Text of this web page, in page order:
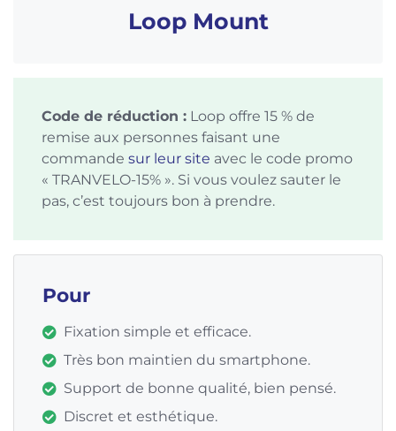
Loop Mount
Code de réduction : Loop offre 15 % de
remise aux personnes faisant une
commande sur leur site avec le code promo
« TRANVELO-15% ». Si vous voulez sauter le
pas, c’est toujours bon à prendre.
Pour
Fixation simple et efficace.
Très bon maintien du smartphone.
Support de bonne qualité, bien pensé.
Discret et esthétique.